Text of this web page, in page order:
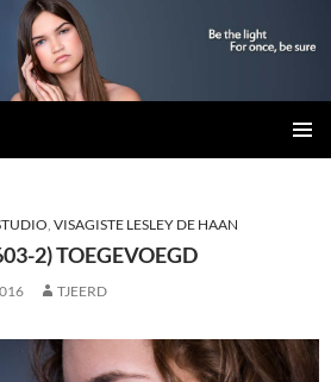
, VISAGISTE LESLEY DE HAAN
2) TOEGEVOEGD
TJEERD